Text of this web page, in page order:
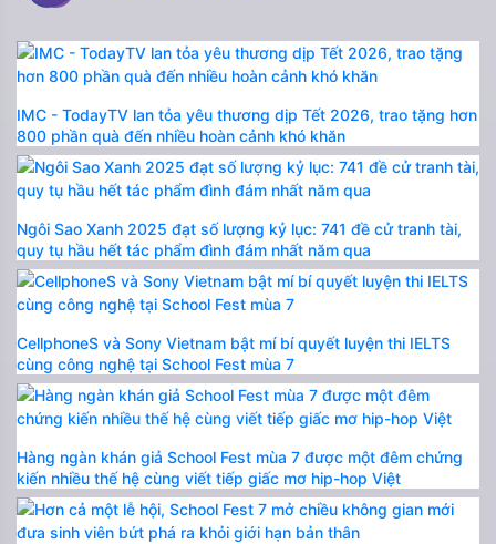
IMC - TodayTV lan tỏa yêu thương dịp Tết 2026, trao tặng hơn
800 phần quà đến nhiều hoàn cảnh khó khăn
Ngôi Sao Xanh 2025 đạt số lượng kỷ lục: 741 đề cử tranh tài,
quy tụ hầu hết tác phẩm đình đám nhất năm qua
CellphoneS và Sony Vietnam bật mí bí quyết luyện thi IELTS
cùng công nghệ tại School Fest mùa 7
Hàng ngàn khán giả School Fest mùa 7 được một đêm chứng
kiến nhiều thế hệ cùng viết tiếp giấc mơ hip-hop Việt